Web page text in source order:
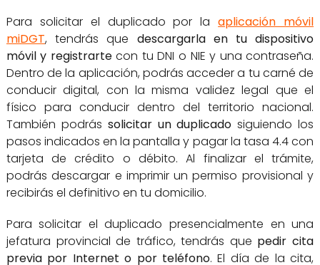
Para solicitar el duplicado por laaplicación móvil
miDGT, tendrás que descargarla en tu dispositivo
móvil y registrartecon tu DNI o NIE y una contraseña.
Dentro de la aplicación, podrás acceder a tu carné de
conducir digital, con la misma validez legal que el
físico para conducir dentro del territorio nacional.
También podrás solicitar un duplicado siguiendo los
pasos indicados en la pantalla y pagar la tasa 4.4 con
tarjeta de crédito o débito. Al finalizar el trámite,
podrás descargar e imprimir un permiso provisional y
recibirás el definitivo en tu domicilio.
Para solicitar el duplicado presencialmente en una
jefatura provincial de tráfico, tendrás que pedir cita
previa por Internet o por teléfono. El día de la cita,